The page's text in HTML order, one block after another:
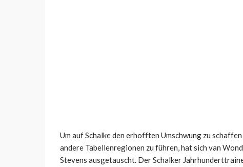
Um auf Schalke den erhofften Umschwung zu
andere Tabellenregionen zu führen, hat sich van
Stevens ausgetauscht. Der Schalker